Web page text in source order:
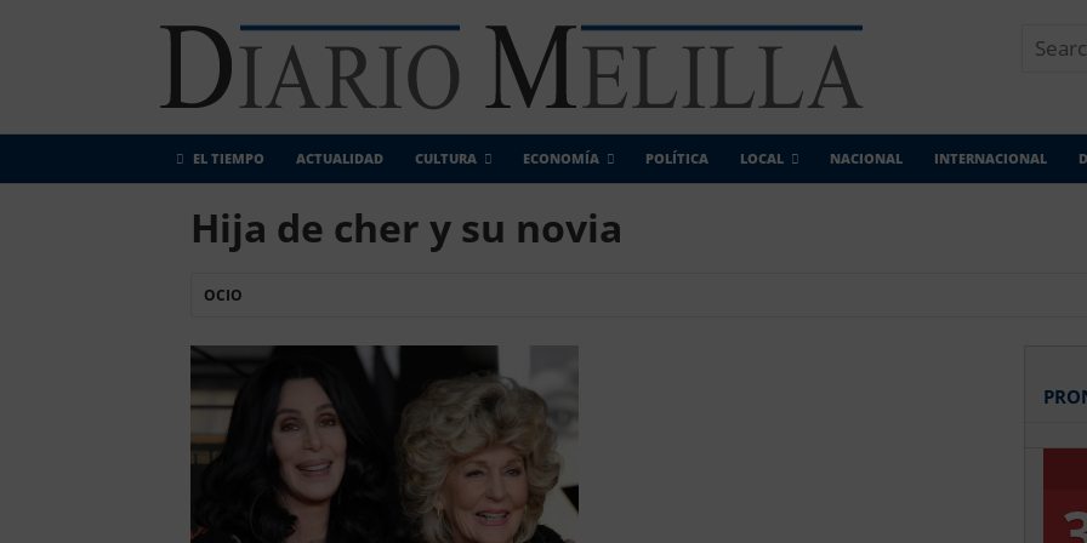
EL TIEMPO ACTUALIDAD CULTURA ECONOMÍA POLÍTICA LOCAL NACIONAL INTERNACIONAL
Hija de cher y su novia
OCIO